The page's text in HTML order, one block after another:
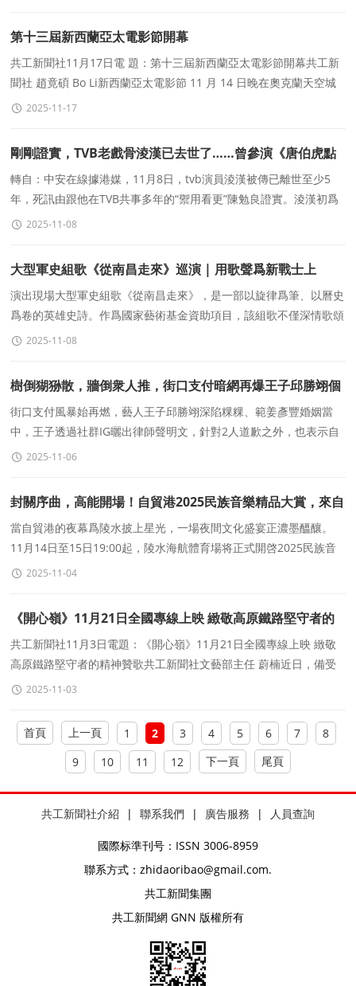
第十三屆新西蘭亞太電影節開幕
共工新聞社11月17日電 題：第十三屆新西蘭亞太電影節開幕共工新
聞社 趙竟碩 Bo Li新西蘭亞太電影節 11 月 14 日晚在奧克蘭天空城
劇場開幕，來自海内外嘉賓出席電影節紅毯歡迎儀
2025-11-17
剛剛證實，TVB老戲骨淩漢已去世了……曾參演《唐伯虎點
秋香》
轉自：中安在線據港媒，11月8日，tvb演員淩漢被傳已離世至少5
年，死訊由跟他在TVB共事多年的“禦用看更”陳勉良證實。淩漢初爲
邵氏編劇，後轉戰幕前，參與作品非常多，電影、電
2025-11-08
大型軍史組歌《從南昌走來》巡演 | 用歌聲爲新戰士上
好“初心第一課”
演出現場大型軍史組歌《從南昌走來》，是一部以旋律爲筆、以曆史
爲卷的英雄史詩。作爲國家藝術基金資助項目，該組歌不僅深情歌頌
人民軍隊百年峥嵘，更生動展現了人民子弟兵的精神
2025-11-08
樹倒猢狲散，牆倒衆人推，街口支付暗網再爆王子邱勝翊個
資
街口支付風暴始再燃，藝人王子邱勝翊深陷粿粿、範姜彥豐婚姻當
中，王子透過社群IG曬出律師聲明文，針對2人道歉之外，也表示自
己誠心忏悔、過程欲賠償和解，不過範姜彥豐不願妥協，調解
2025-11-06
封關序曲，高能開場！自貿港2025民族音樂精品大賞，來自
陵水發來的文化遊玩指南
當自貿港的夜幕爲陵水披上星光，一場夜間文化盛宴正濃墨醞釀。
11月14日至15日19:00起，陵水海航體育場将正式開啓2025民族音
樂精品大賞，民族歌舞的靈動、本地疍家漁歌的悠揚與城
2025-11-04
《開心嶺》11月21日全國專線上映 緻敬高原鐵路堅守者的
精神贊歌
共工新聞社11月3日電題：《開心嶺》11月21日全國專線上映 緻敬
高原鐵路堅守者的精神贊歌共工新聞社文藝部主任 蔚楠近日，備受
矚目的國内首部高原鐵路題材院線電影《開心嶺》正
2025-11-03
首頁 上一頁 1 2 3 4 5 6 7
8
9
10 11 12 下一頁 尾頁
共工新聞社介紹 | 聯系我們 | 廣告服務 | 人員查詢
國際标準刊号：ISSN 3006-8959
聯系方式：zhidaoribao@gmail.com.
共工新聞集團
共工新聞網 GNN 版權所有